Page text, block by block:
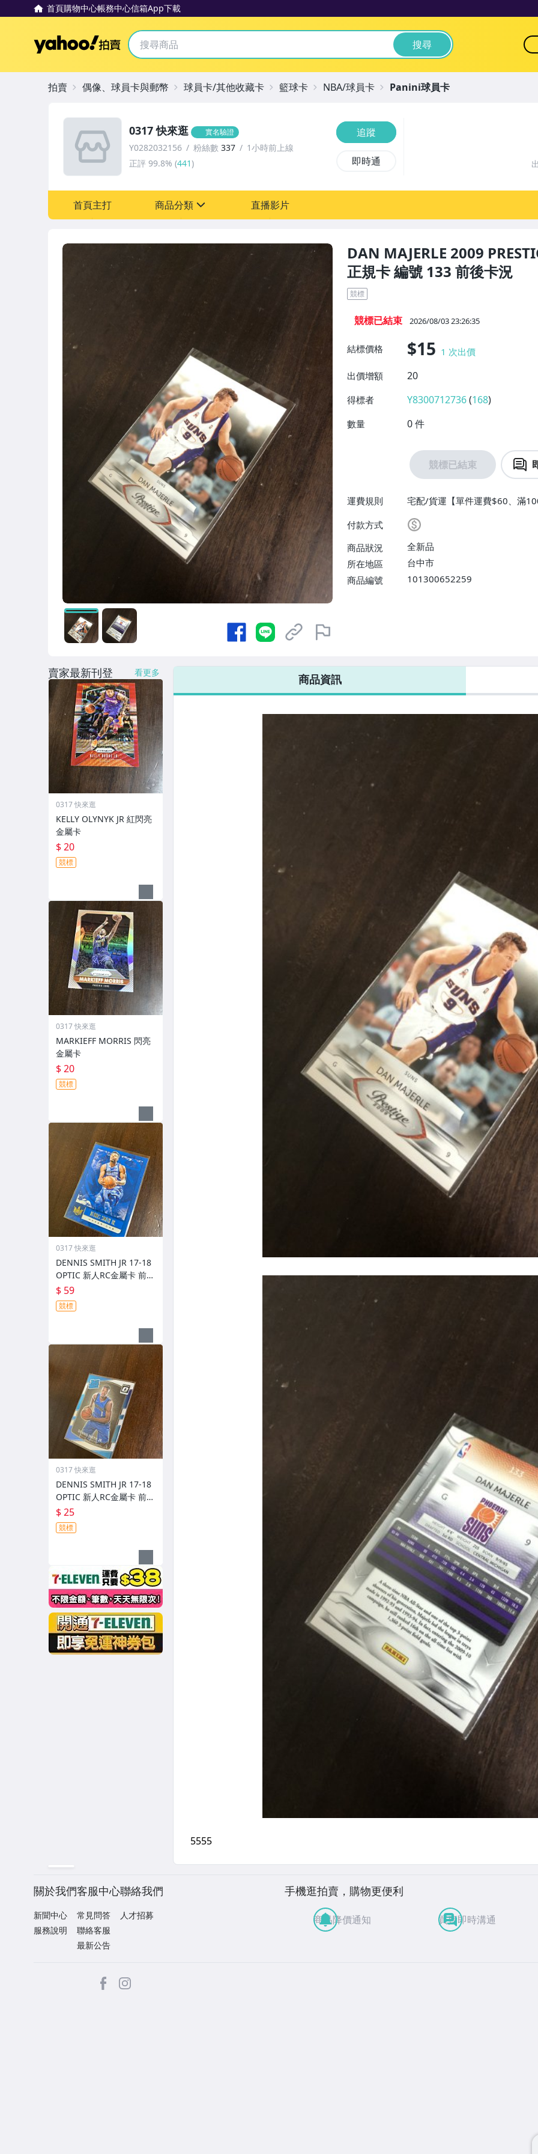
首頁購物中心帳務中心信箱App下載
Yahoo拍賣 搜尋
DAN MAJERLE 2009
正規卡 編號 133 前後卡況
競標
競標已結束 2026/08/03 23:26:35
結標價格 $15 1 次出價
出價增額
20
得標者 Y8300712736 (168)
數量 0件
競標已結束
運費規則
宅配/貨運【單件運費$60、滿
付款方式
商品狀況
全新品
所在地區
台中市
商品編號
101300652259
0317 快來逛 實名驗證
Y0282032156 粉絲數 337
1小時前上線
正評 99.8% (441)
追蹤
即時通
首頁主打 商品分類 直播影片
拍賣 偶像、球員卡與郵幣 球員卡/其他收藏卡 籃球卡 NBA/球員卡 Panini球員卡
商品資訊
賣家最新刊登 看更多
0317 快來逛
KELLY OLYNYK JR 紅閃亮
金屬卡
$ 20
競標
0317 快來逛
MARKIEFF MORRIS 閃亮
金屬卡
$ 20
競標
0317 快來逛
DENNIS SMITH JR 17-18
OPTIC 新人RC金屬卡 前後
圖
$ 59
競標
0317 快來逛
DENNIS SMITH JR 17-18
OPTIC 新人RC金屬卡 前後
圖
$ 25
競標
關於我們
新聞中心
服務說明
客服中心
常見問答
聯絡客服
最新公告
聯絡我們
人才招募
手機逛拍賣，購物更便利
商品降價通知 買賣即時溝通
facebook